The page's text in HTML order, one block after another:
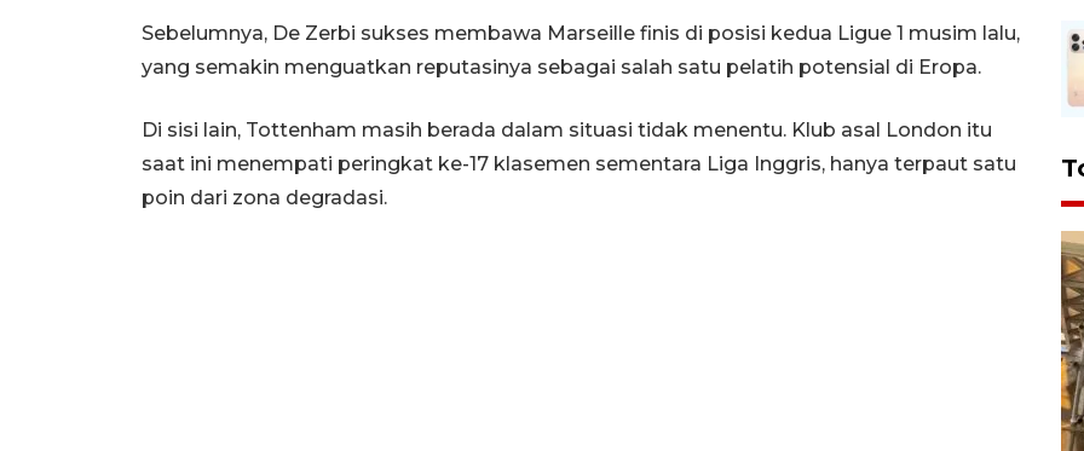
Sebelumnya, De Zerbi sukses membawa Marseille finis di posisi kedua Ligue 1 musim lalu,
yang semakin menguatkan reputasinya sebagai salah satu pelatih potensial di Eropa.
Di sisi lain, Tottenham masih berada dalam situasi tidak menentu. Klub asal London itu
saat ini menempati peringkat ke-17 klasemen sementara Liga Inggris, hanya terpaut satu
poin dari zona degradasi.